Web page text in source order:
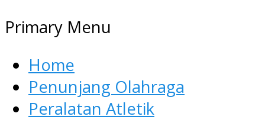
Primary Menu
Home
Penunjang Olahraga
Peralatan Atletik